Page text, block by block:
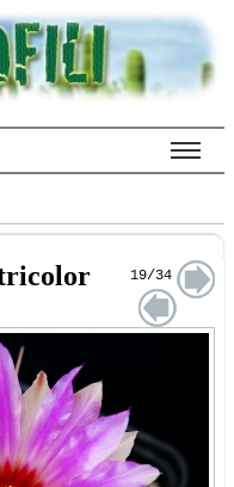
19/34